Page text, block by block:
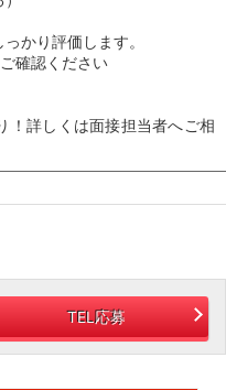
かり評価します。
確認ください
！詳しくは面接担当者へご相
TEL応募